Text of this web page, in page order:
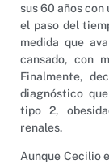
sus 60 años con
el paso del
medida que
cansado, con
Finalmente,
diagnóstico
tipo 2,
renales.
Aunque Cecilio